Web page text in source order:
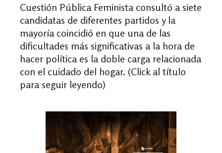
Cuestión Pública Feminista consultó a siete
candidatas de diferentes partidos y la
mayoría coincidió en que una de las
dificultades más significativas a la hora de
hacer política es la doble carga relacionada
con el cuidado del hogar. (Click al título
para seguir leyendo)